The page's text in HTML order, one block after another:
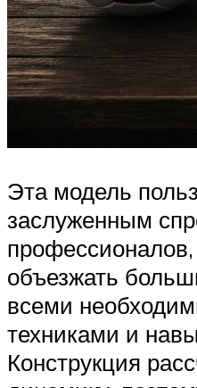
Эта модель
заслуженным
объезжать
всеми
техниками и
Конструкция